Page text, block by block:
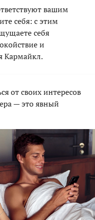
вашим
себя: с этим
себя
и
Кармайкл.
от своих интересов
— это явный